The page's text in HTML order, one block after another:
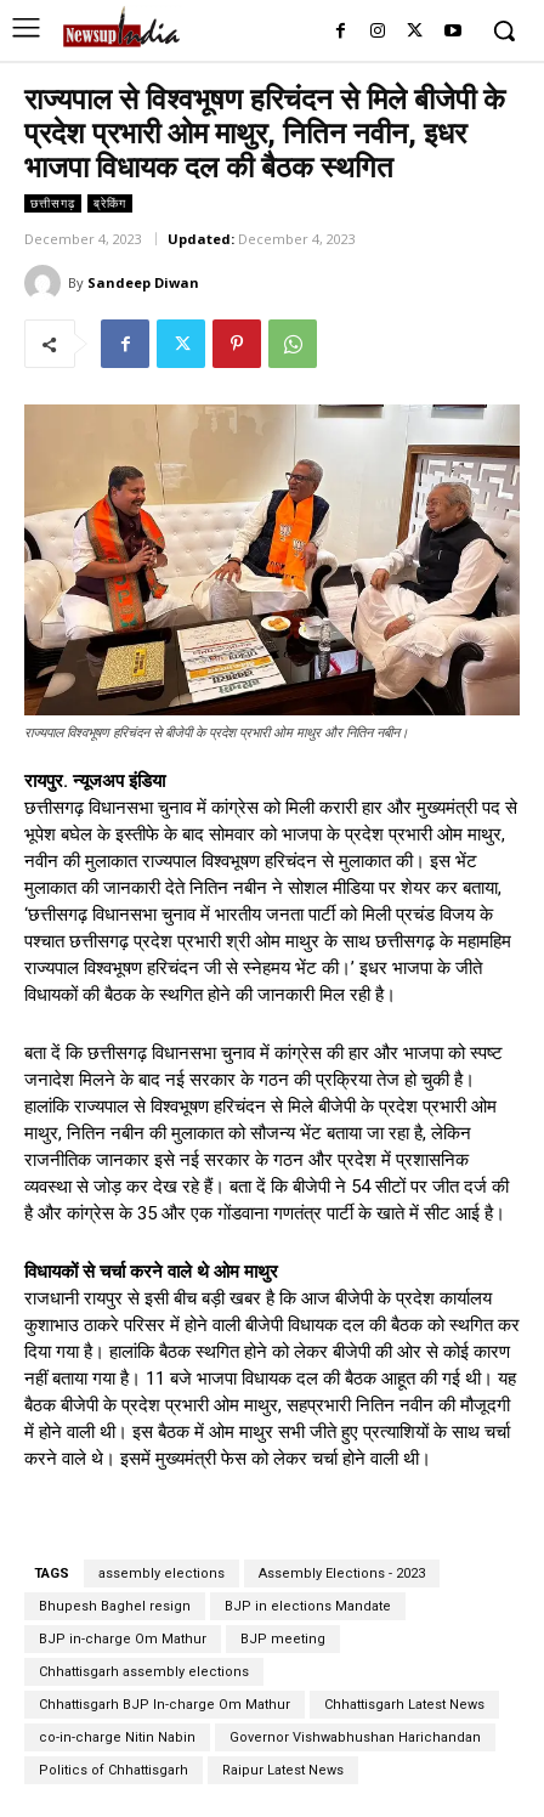
राज्यपाल से विश्वभूषण हरिचंदन से मिले बीजेपी के
प्रदेश प्रभारी ओम माथुर, नितिन नवीन, इधर
भाजपा विधायक दल की बैठक स्थगित
छत्तीसगढ़ ब्रेकिंग
December 4, 2023 Updated: December 4, 2023
By Sandeep Diwan
राज्यपाल विश्वभूषण हरिचंदन से बीजेपी के प्रदेश प्रभारी ओम माथुर और नितिन नबीन।
रायपुर. न्यूजअप इंडिया
छत्तीसगढ़ विधानसभा चुनाव में कांग्रेस को मिली करारी हार और मुख्यमंत्री पद से
भूपेश बघेल के इस्तीफे के बाद सोमवार को भाजपा के प्रदेश प्रभारी ओम माथुर,
नवीन की मुलाकात राज्यपाल विश्वभूषण हरिचंदन से मुलाकात की। इस भेंट
मुलाकात की जानकारी देते नितिन नबीन ने सोशल मीडिया पर शेयर कर बताया,
‘छत्तीसगढ़ विधानसभा चुनाव में भारतीय जनता पार्टी को मिली प्रचंड विजय के
पश्चात छत्तीसगढ़ प्रदेश प्रभारी श्री ओम माथुर के साथ छत्तीसगढ़ के महामहिम
राज्यपाल विश्वभूषण हरिचंदन जी से स्नेहमय भेंट की।’ इधर भाजपा के जीते
विधायकों की बैठक के स्थगित होने की जानकारी मिल रही है।
बता दें कि छत्तीसगढ़ विधानसभा चुनाव में कांग्रेस की हार और भाजपा को स्पष्ट
जनादेश मिलने के बाद नई सरकार के गठन की प्रक्रिया तेज हो चुकी है।
हालांकि राज्यपाल से विश्वभूषण हरिचंदन से मिले बीजेपी के प्रदेश प्रभारी ओम
माथुर, नितिन नबीन की मुलाकात को सौजन्य भेंट बताया जा रहा है, लेकिन
राजनीतिक जानकार इसे नई सरकार के गठन और प्रदेश में प्रशासनिक
व्यवस्था से जोड़ कर देख रहे हैं। बता दें कि बीजेपी ने 54 सीटों पर जीत दर्ज की
है और कांग्रेस के 35 और एक गोंडवाना गणतंत्र पार्टी के खाते में सीट आई है।
विधायकों से चर्चा करने वाले थे ओम माथुर
राजधानी रायपुर से इसी बीच बड़ी खबर है कि आज बीजेपी के प्रदेश कार्यालय
कुशाभाउ ठाकरे परिसर में होने वाली बीजेपी विधायक दल की बैठक को स्थगित कर
दिया गया है। हालांकि बैठक स्थगित होने को लेकर बीजेपी की ओर से कोई कारण
नहीं बताया गया है। 11 बजे भाजपा विधायक दल की बैठक आहूत की गई थी। यह
बैठक बीजेपी के प्रदेश प्रभारी ओम माथुर, सहप्रभारी नितिन नवीन की मौजूदगी
में होने वाली थी। इस बैठक में ओम माथुर सभी जीते हुए प्रत्याशियों के साथ चर्चा
करने वाले थे। इसमें मुख्यमंत्री फेस को लेकर चर्चा होने वाली थी।
TAGS assembly elections Assembly Elections - 2023
Bhupesh Baghel resign BJP in elections Mandate
BJP in-charge Om Mathur BJP meeting
Chhattisgarh assembly elections
Chhattisgarh BJP In-charge Om Mathur Chhattisgarh Latest News
co-in-charge Nitin Nabin Governor Vishwabhushan Harichandan
Politics of Chhattisgarh Raipur Latest News